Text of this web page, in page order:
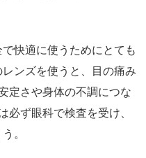
快適に使うためにとても
ンズを使うと、目の痛み
定さや身体の不調につな
必ず眼科で検査を受け、
。